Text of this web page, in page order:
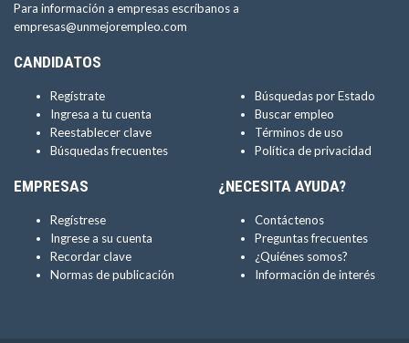
Para información a empresas escríbanos a
empresas@unmejorempleo.com
CANDIDATOS
Regístrate
Ingresa a tu cuenta
Reestablecer clave
Búsquedas frecuentes
Búsquedas por Estado
Buscar empleo
Términos de uso
Política de privacidad
EMPRESAS
Regístrese
Ingrese a su cuenta
Recordar clave
Normas de publicación
¿NECESITA AYUDA?
Contáctenos
Preguntas frecuentes
¿Quiénes somos?
Información de interés